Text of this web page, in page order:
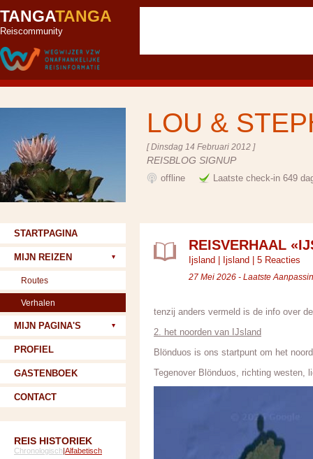
TANGATANGA
Reiscommunity
LOU &
[ Dinsdag 14 Februari 2012 ]
REISBLOG SIGNUP
offline Laatste check-in 649
REISVERHAAL
Ijsland Ijsland 5 Reacties
27 Mei 2026 - Laatste
tenzij anders vermeld is de info over
2. het noorden van IJsland
Blönduos is ons startpunt om het
Tegenover Blönduos, richting westen,
STARTPAGINA
MIJN REIZEN
Routes
Verhalen
MIJN PAGINA'S
PROFIEL
GASTENBOEK
CONTACT
REIS HISTORIEK
Chronologisch|Alfabetisch